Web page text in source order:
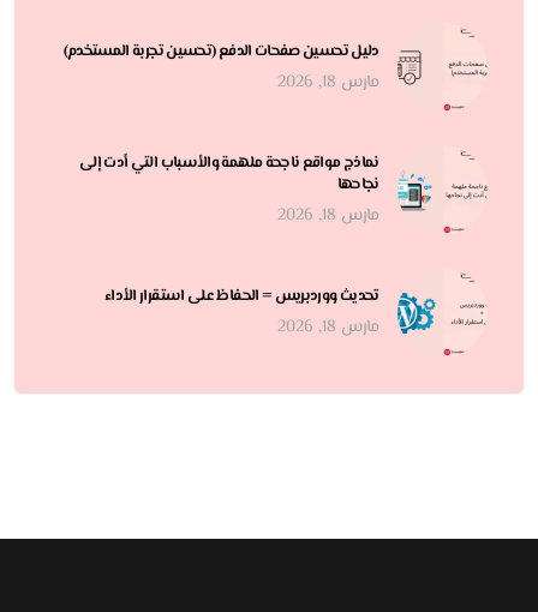
دليل تحسين صفحات الدفع (تحسين تجربة المستخدم)
مارس 18, 2026
نماذج مواقع ناجحة ملهمة والأسباب التي أدت إلى
نجاحها
مارس 18, 2026
تحديث ووردبريس = الحفاظ على استقرار الأداء
مارس 18, 2026